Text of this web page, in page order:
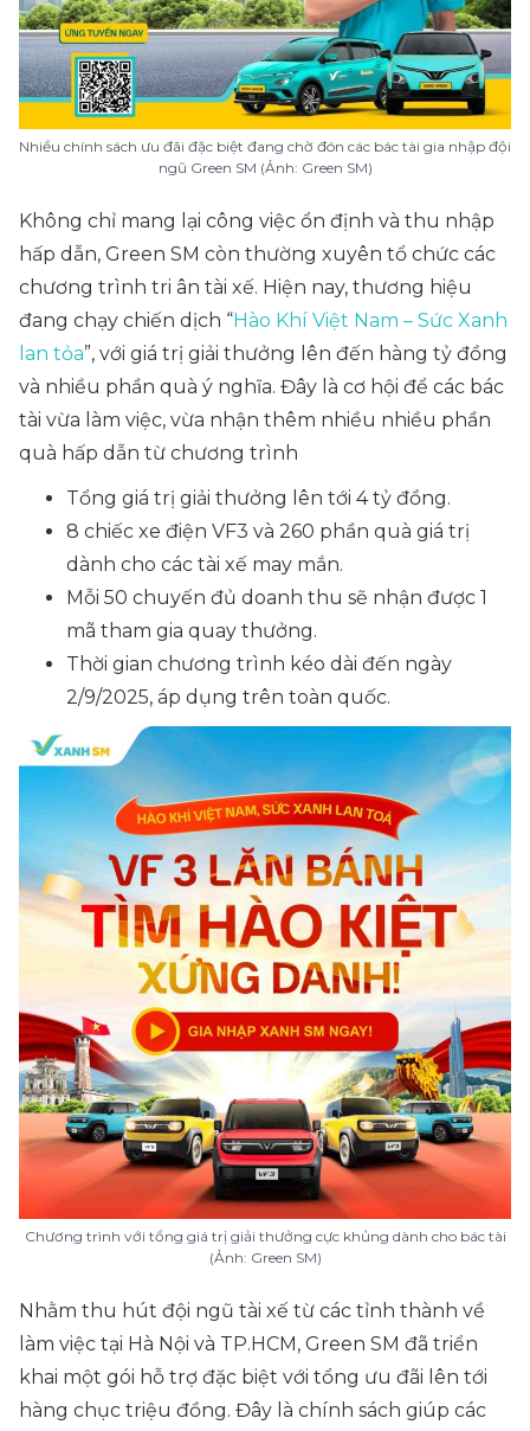
Nhiều chính sách ưu đãi đặc biệt đang chờ đón các bác tài gia nhập đội
ngũ Green SM (Ảnh: Green SM)
Không chỉ mang lại công việc ổn định và thu nhập
hấp dẫn, Green SM còn thường xuyên tổ chức các
chương trình tri ân tài xế. Hiện nay, thương hiệu
đang chạy chiến dịch “Hào Khí Việt Nam – Sức Xanh
lan tỏa”, với giá trị giải thưởng lên đến hàng tỷ đồng
và nhiều phần quà ý nghĩa. Đây là cơ hội để các bác
tài vừa làm việc, vừa nhận thêm nhiều nhiều phần
quà hấp dẫn từ chương trình
Tổng giá trị giải thưởng lên tới 4 tỷ đồng.
8 chiếc xe điện VF3 và 260 phần quà giá trị
dành cho các tài xế may mắn.
Mỗi 50 chuyến đủ doanh thu sẽ nhận được 1
mã tham gia quay thưởng.
Thời gian chương trình kéo dài đến ngày
2/9/2025, áp dụng trên toàn quốc.
Chương trình với tổng giá trị giải thưởng cực khủng dành cho bác tài
(Ảnh: Green SM)
Nhằm thu hút đội ngũ tài xế từ các tỉnh thành về
làm việc tại Hà Nội và TP.HCM, Green SM đã triển
khai một gói hỗ trợ đặc biệt với tổng ưu đãi lên tới
hàng chục triệu đồng. Đây là chính sách giúp các